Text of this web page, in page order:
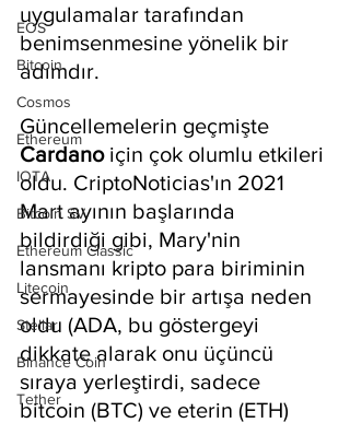
EOS
Bitcoin
Cosmos
Ethereum
IOTA
Bitcoin SV
Ethereum Classic
Litecoin
Stellar
Binance Coin
Tether
uygulamalar tarafından
benimsenmesine yönelik bir
adımdır.
Güncellemelerin geçmişte
Cardano için çok olumlu etkileri
oldu. CriptoNoticias'ın 2021
Mart ayının başlarında
bildirdiği gibi, Mary'nin
lansmanı kripto para biriminin
sermayesinde bir artışa neden
oldu (ADA, bu göstergeyi
dikkate alarak onu üçüncü
sıraya yerleştirdi, sadece
bitcoin (BTC) ve eterin (ETH)